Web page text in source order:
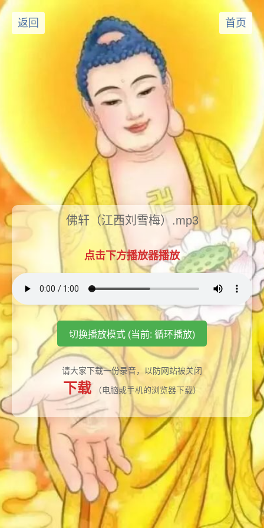
返回 首页
佛轩（江西刘雪梅）.mp3
点击下方播放器播放
切换播放模式 (当前: 循环播放)
请大家下载一份录音，以防网站被关闭
下载 （电脑或手机的浏览器下载）